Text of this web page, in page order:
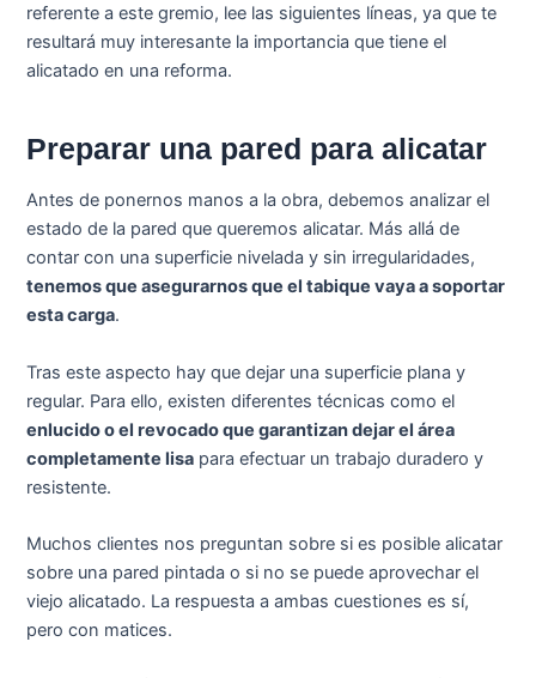
referente a este gremio, lee las siguientes líneas, ya que te
resultará muy interesante la importancia que tiene el
alicatado en una reforma.
Preparar una pared para alicatar
Antes de ponernos manos a la obra, debemos analizar el
estado de la pared que queremos alicatar. Más allá de
contar con una superficie nivelada y sin irregularidades,
tenemos que asegurarnos que el tabique vaya a soportar
esta carga.
Tras este aspecto hay que dejar una superficie plana y
regular. Para ello, existen diferentes técnicas como el
enlucido o el revocado que garantizan dejar el área
completamente lisa para efectuar un trabajo duradero y
resistente.
Muchos clientes nos preguntan sobre si es posible alicatar
sobre una pared pintada o si no se puede aprovechar el
viejo alicatado. La respuesta a ambas cuestiones es sí,
pero con matices.